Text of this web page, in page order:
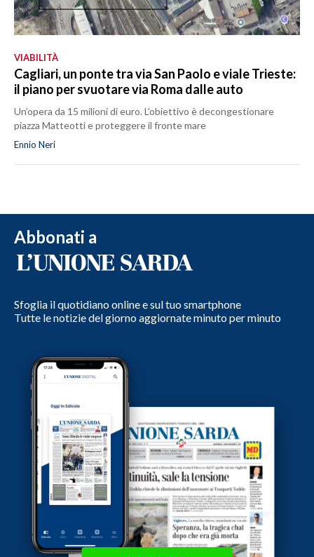
VIABILITÀ
Cagliari, un ponte tra via San Paolo e viale Trieste:
il piano per svuotare via Roma dalle auto
Un’opera da 15 milioni di euro. L'obiettivo è decongestionare
piazza Matteotti e proteggere il fronte mare
Ennio Neri
Abbonati a
Sfoglia il quotidiano online e sul tuo smartphone
Tutte le notizie del giorno aggiornate minuto per minuto